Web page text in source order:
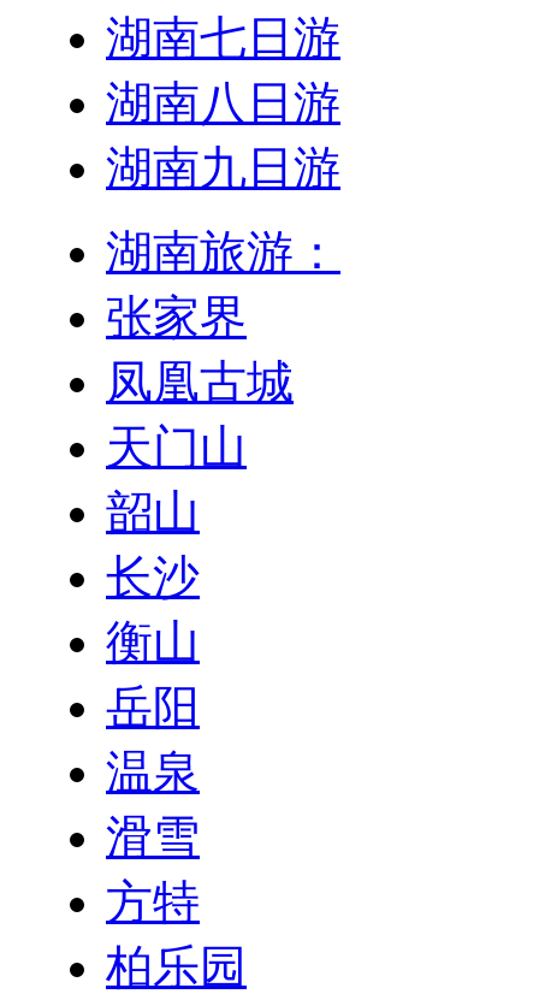
湖南七日游
湖南八日游
湖南九日游
湖南旅游：
张家界
凤凰古城
天门山
韶山
长沙
衡山
岳阳
温泉
滑雪
方特
柏乐园